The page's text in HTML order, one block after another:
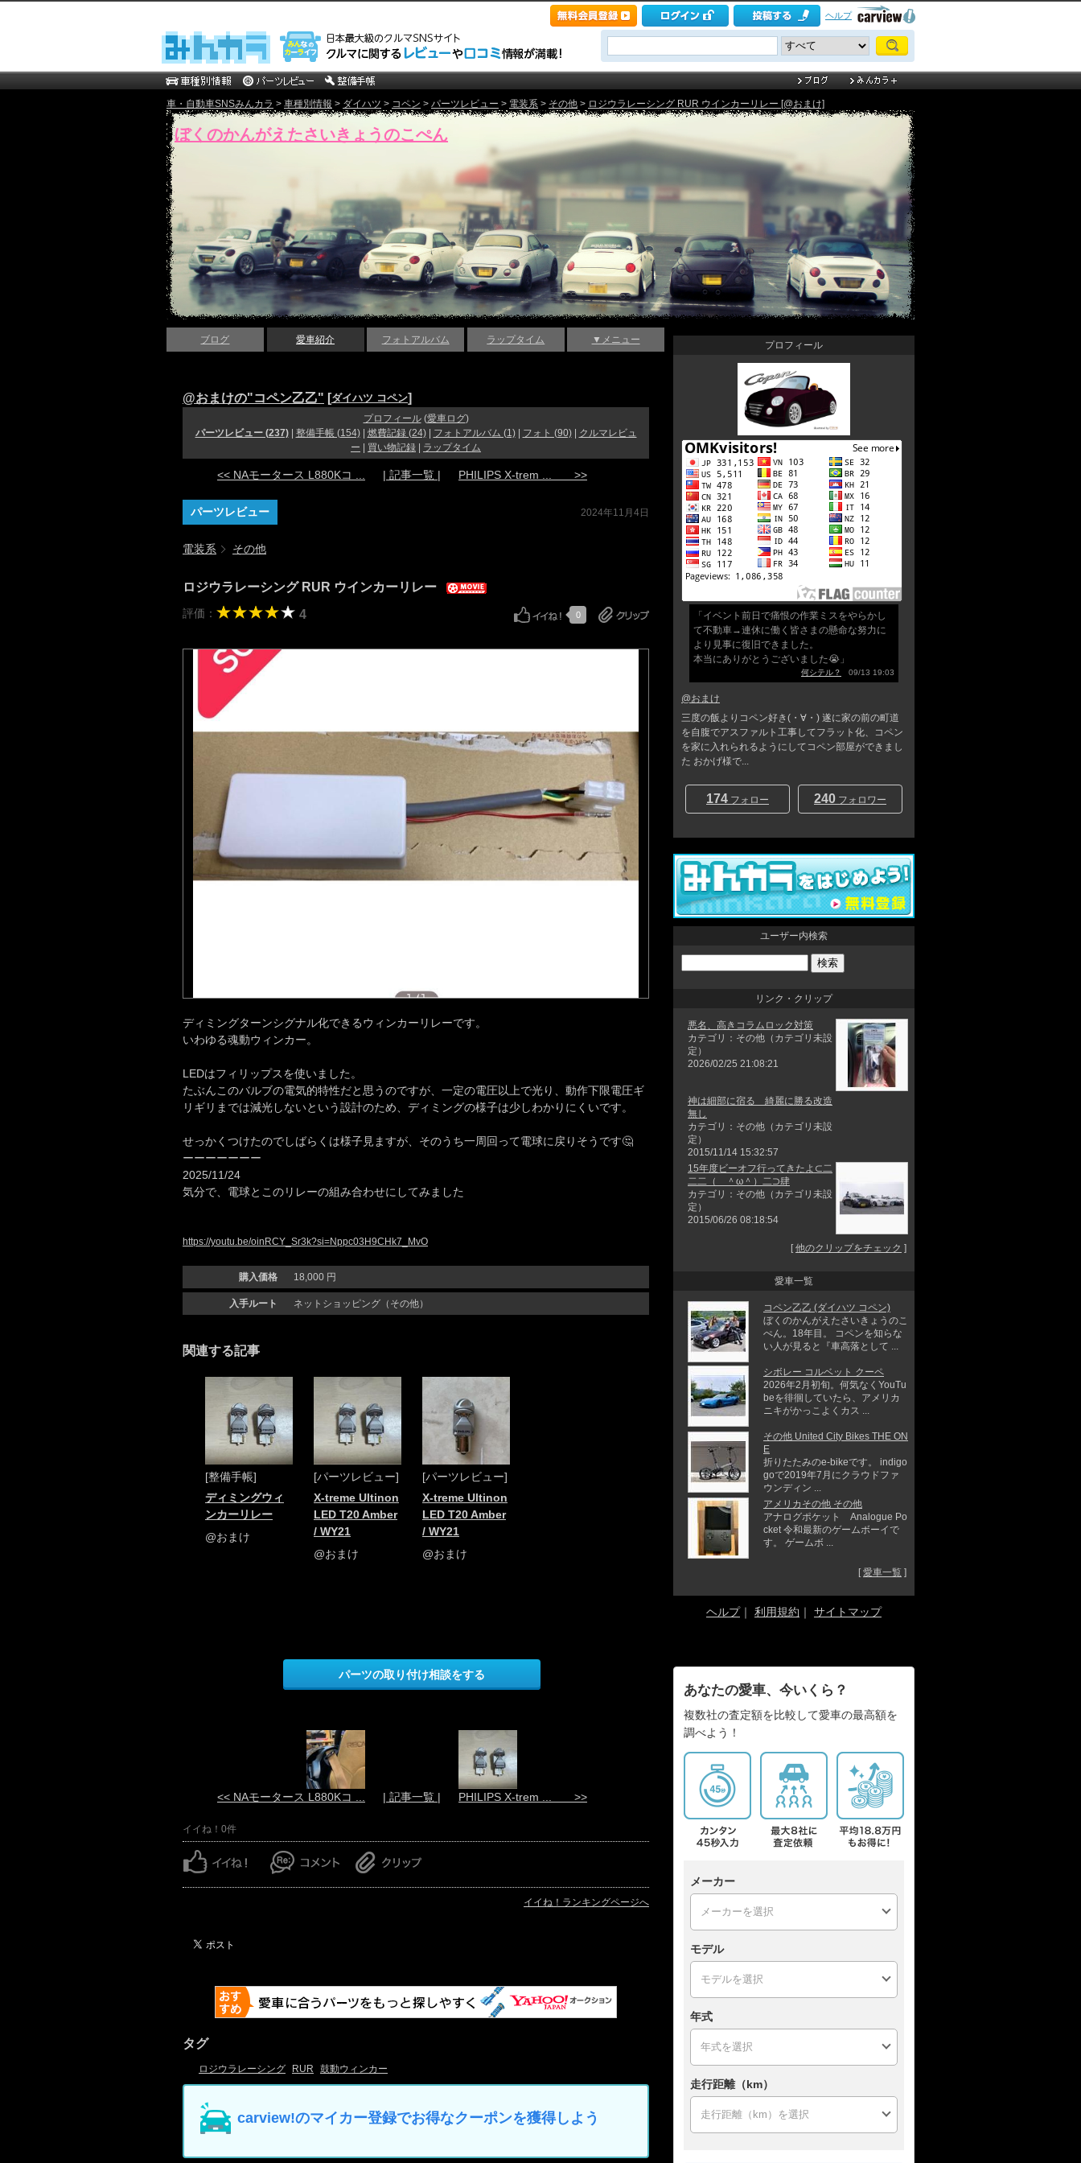
ヘルプ
車・自動車SNSみんカラ > 車種別情報 > ダイハツ > コペン > パーツレビュー > 電装系 > その他 > ロジウラレーシング RUR ウインカーリレー [@おまけ]
ぼくのかんがえたさいきょうのこぺん
ブログ 愛車紹介 フォトアルバム ラップタイム ▼メニュー
@おまけの"コペン乙乙" [ダイハツ コペン]
プロフィール(愛車ログ)
パーツレビュー (237)| 整備手帳 (154)| 燃費記録 (24)| フォトアルバム (1)| フォト (90)|
クルマレビュ
ー
買い物記録 ラップタイム
<< NAモータース L880Kコ ... | 記事一覧 | PHILIPS X-trem ... >>
パーツレビュー 2024年11月4日
電装系 その他
ロジウラレーシング RUR ウインカーリレー
評価： 4 0
ディミングターンシグナル化できるウィンカーリレーです。
いわゆる魂動ウィンカー。
LEDはフィリップスを使いました。
たぶんこのバルブの電気的特性だと思うのですが、一定の電圧以上で光り、動作下限電圧ギ
リギリまでは減光しないという設計のため、ディミングの様子は少しわかりにくいです。
せっかくつけたのでしばらくは様子見ますが、そのうち一周回って電球に戻りそうです🤔
ーーーーーーー
2025/11/24
気分で、電球とこのリレーの組み合わせにしてみました
https://youtu.be/oinRCY_Sr3k?si=Nppc03H9CHk7_MvO
購入価格 18,000 円
入手ルート ネットショッピング（その他）
関連する記事
[整備手帳]
ディミングウィ
ンカーリレー
@おまけ
[パーツレビュー]
X-treme Ultinon
LED T20 Amber
/ WY21
@おまけ
[パーツレビュー]
X-treme Ultinon
LED T20 Amber
/ WY21
@おまけ
パーツの取り付け相談をする
<< NAモータース L880Kコ ... | 記事一覧 | PHILIPS X-trem ... >>
イイね！0件
イイね！ランキングページへ
タグ
ロジウラレーシング RUR 鼓動ウィンカー
carview!のマイカー登録でお得なクーポンを獲得しよう
プロフィール
「イベント前日で痛恨の作業ミスをやらかし
て不動車→連休に働く皆さまの懸命な努力に
より見事に復旧できました。
本当にありがとうございました😭」
何シテル？ 09/13 19:03
@おまけ
三度の飯よりコペン好き(・∀・) 遂に家の前の町道
を自腹でアスファルト工事してフラット化、コペン
を家に入れられるようにしてコペン部屋ができまし
た おかげ様で...
174 フォロー 240 フォロワー
ユーザー内検索
リンク・クリップ
悪名、高きコラムロック対策
カテゴリ：その他（カテゴリ未設
定）
2026/02/25 21:08:21
神は細部に宿る 綺麗に勝る改造
無し
カテゴリ：その他（カテゴリ未設
定）
2015/11/14 15:32:57
15年度ビーオフ行ってきたよ⊂二
二二（ ＾ω＾）二⊃肆
カテゴリ：その他（カテゴリ未設
定）
2015/06/26 08:18:54
[他のクリップをチェック ]
愛車一覧
コペン乙乙 (ダイハツ コペン)
ぼくのかんがえたさいきょうのこ
ぺん。18年目。 コペンを知らな
い人が見ると『車高落として ...
シボレー コルベット クーペ
2026年2月初旬。何気なくYouTu
beを徘徊していたら、アメリカ
ニキがかっこよくカス ...
その他 United City Bikes THE ON
E
折りたたみのe-bikeです。 indigo
goで2019年7月にクラウドファ
ウンディン ...
アメリカその他 その他
アナログポケット Analogue Po
cket 令和最新のゲームボーイで
す。 ゲームボ ...
[愛車一覧 ]
ヘルプ｜ 利用規約 ｜ サイトマップ
あなたの愛車、今いくら？
複数社の査定額を比較して愛車の最高額を
調べよう！
メーカー
モデル
年式
走行距離（km）